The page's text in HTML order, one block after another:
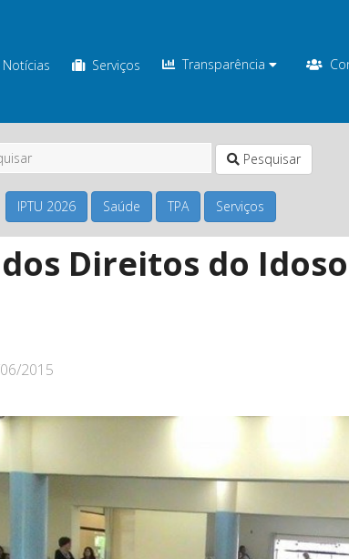
Notícias Serviços Transparência
Pesquisar
IPTU 2026 Saúde TPA Serviços
Direitos do
2015